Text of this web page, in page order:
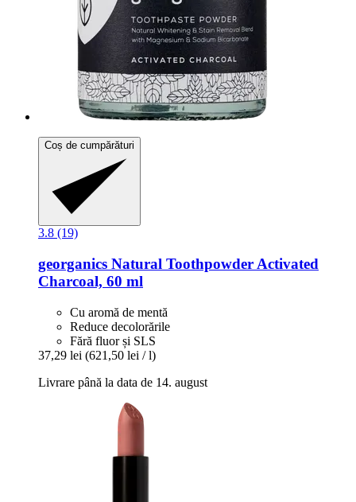
Coș de cumpărături
3.8 (19)
georganics Natural Toothpowder Activated
Charcoal, 60 ml
Cu aromă de mentă
Reduce decolorările
Fără fluor și SLS
37,29 lei (621,50 lei / l)
Livrare până la data de 14. august